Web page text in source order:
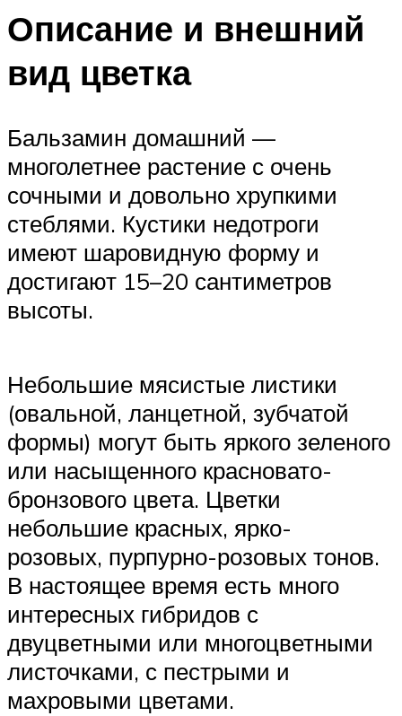
Описание и внешний
вид цветка
Бальзамин домашний —
многолетнее растение с очень
сочными и довольно хрупкими
стеблями. Кустики недотроги
имеют шаровидную форму и
достигают 15–20 сантиметров
высоты.
Небольшие мясистые листики
(овальной, ланцетной, зубчатой
формы) могут быть яркого зеленого
или насыщенного красновато-
бронзового цвета. Цветки
небольшие красных, ярко-
розовых, пурпурно-розовых тонов.
В настоящее время есть много
интересных гибридов с
двуцветными или многоцветными
листочками, с пестрыми и
махровыми цветами.